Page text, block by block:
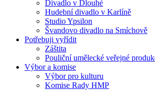
Divadlo v Dlouhé
Hudební divadlo v Karlíně
Studio Ypsilon
Švandovo divadlo na Smíchově
Potřebuji vyřídit
Záštita
Pouliční umělecké veřejné
Výbor a komise
Výbor pro kulturu
Komise Rady HMP